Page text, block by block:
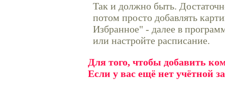
Так и должно быть.
потом просто добавлять
Избранное" - далее в
или настройте расписание.
Для того, чтобы добавить
Если у вас ещё нет учётной